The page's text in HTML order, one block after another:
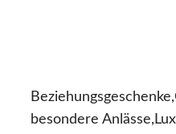
besondere